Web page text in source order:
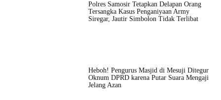
Polres Samosir Tetapkan Delapan Orang
Tersangka Kasus Penganiyaan Army
Siregar, Jautir Simbolon Tidak Terlibat
Heboh! Pengurus Masjid di Mesuji Ditegur
Oknum DPRD karena Putar Suara Mengaji
Jelang Azan